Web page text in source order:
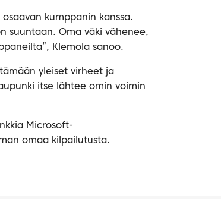
kumppanin kanssa.
suuntaan. Oma väki vähenee,
Klemola sanoo.
yleiset virheet ja
itse lähtee omin voimin
Microsoft-
omaa kilpailutusta.